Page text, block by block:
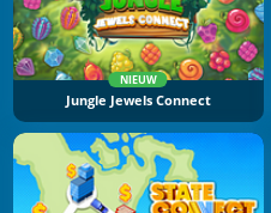
NIEUW
Jungle Jewels Connect